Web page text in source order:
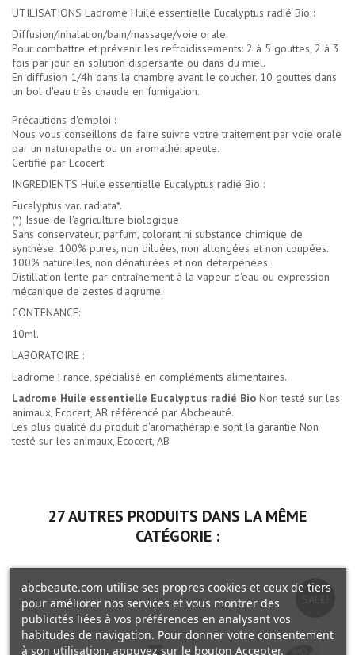
UTILISATIONS Ladrome Huile essentielle Eucalyptus radié Bio :
Diffusion/inhalation/bain/massage/voie orale.
Pour combattre et prévenir les refroidissements: 2 à 5 gouttes, 2 à 3
fois par jour en solution dispersante ou dans du miel.
En diffusion 1/4h dans la chambre avant le coucher. 10 gouttes dans
un bol d'eau très chaude en fumigation.
Précautions d'emploi :
Nous vous conseillons de faire suivre votre traitement par voie orale
par un naturopathe ou un aromathérapeute.
Certifié par Ecocert.
INGREDIENTS Huile essentielle Eucalyptus radié Bio :
Eucalyptus var. radiata*.
(*) Issue de l'agriculture biologique
Sans conservateur, parfum, colorant ni substance chimique de
synthèse. 100% pures, non diluées, non allongées et non coupées.
100% naturelles, non dénaturées et non déterpénées.
Distillation lente par entraînement à la vapeur d'eau ou expression
mécanique de zestes d'agrume.
CONTENANCE:
10ml.
LABORATOIRE :
Ladrome France, spécialisé en compléments alimentaires.
Ladrome Huile essentielle Eucalyptus radié Bio Non testé sur les
animaux, Ecocert, AB référencé par Abcbeauté.
Les plus qualité du produit d'aromathérapie sont la garantie Non
testé sur les animaux, Ecocert, AB
27 AUTRES PRODUITS DANS LA MÊME
CATÉGORIE :
abcbeaute.com utilise ses propres cookies et ceux de tiers
pour améliorer nos services et vous montrer des
publicités liées à vos préférences en analysant vos
habitudes de navigation. Pour donner votre consentement
à son utilisation, appuyez sur le bouton Accepter.